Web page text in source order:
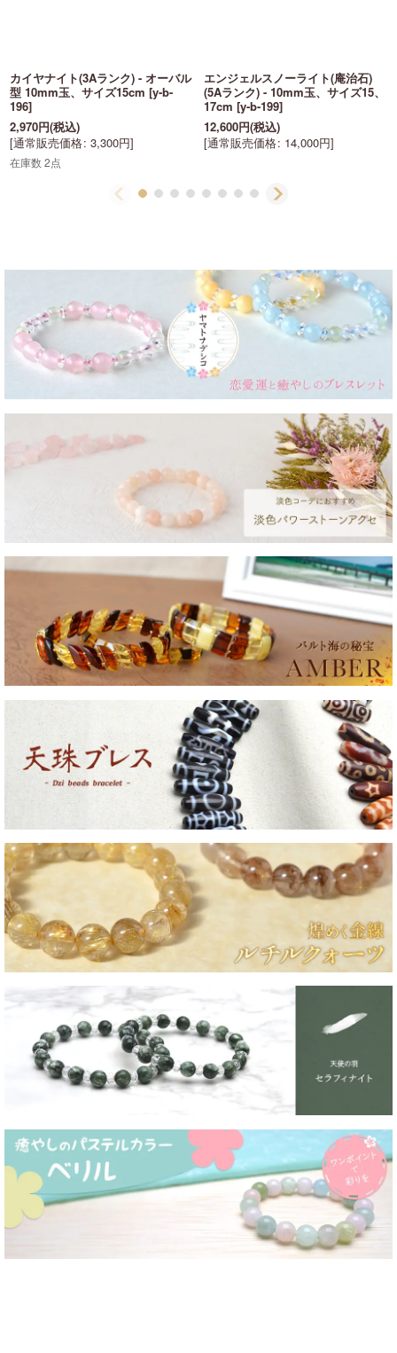
カイヤナイト(3Aランク) - オーバル
型 10mm玉、サイズ15cm [y-b-
196]
2,970円(税込)
[通常販売価格: 3,300円]
在庫数 2点
エンジェルスノーライト(庵治石)
(5Aランク) - 10mm玉、サイズ15、
17cm [y-b-199]
12,600円(税込)
[通常販売価格: 14,000円]